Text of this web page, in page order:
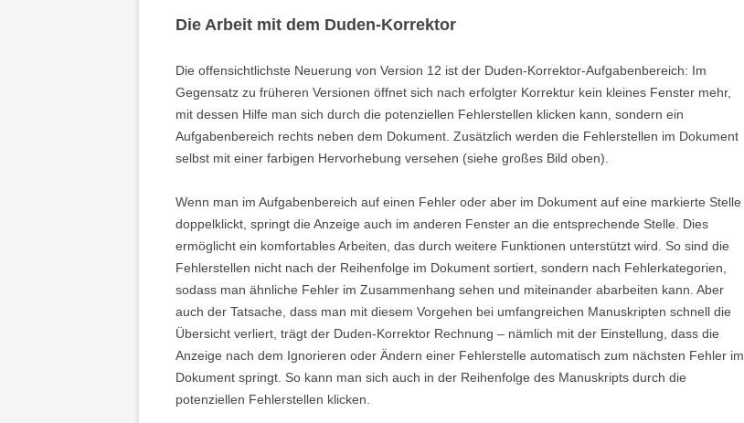
Die Arbeit mit dem Duden-Korrektor
Die offensichtlichste Neuerung von Version 12 ist der Duden-Korrektor-Aufgabenbereich: Im
Gegensatz zu früheren Versionen öffnet sich nach erfolgter Korrektur kein kleines Fenster mehr,
mit dessen Hilfe man sich durch die potenziellen Fehlerstellen klicken kann, sondern ein
Aufgabenbereich rechts neben dem Dokument. Zusätzlich werden die Fehlerstellen im Dokument
selbst mit einer farbigen Hervorhebung versehen (siehe großes Bild oben).
Wenn man im Aufgabenbereich auf einen Fehler oder aber im Dokument auf eine markierte Stelle
doppelklickt, springt die Anzeige auch im anderen Fenster an die entsprechende Stelle. Dies
ermöglicht ein komfortables Arbeiten, das durch weitere Funktionen unterstützt wird. So sind die
Fehlerstellen nicht nach der Reihenfolge im Dokument sortiert, sondern nach Fehlerkategorien,
sodass man ähnliche Fehler im Zusammenhang sehen und miteinander abarbeiten kann. Aber
auch der Tatsache, dass man mit diesem Vorgehen bei umfangreichen Manuskripten schnell die
Übersicht verliert, trägt der Duden-Korrektor Rechnung – nämlich mit der Einstellung, dass die
Anzeige nach dem Ignorieren oder Ändern einer Fehlerstelle automatisch zum nächsten Fehler im
Dokument springt. So kann man sich auch in der Reihenfolge des Manuskripts durch die
potenziellen Fehlerstellen klicken.